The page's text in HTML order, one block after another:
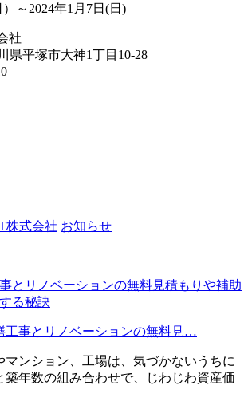
～2024年1月7日(日)
社
県平塚市大神1丁目10-28
株式会社 お知らせ
工事とリノベーションの無料見…
マンション、工場は、気づかないうちに
築年数の組み合わせで、じわじわ資産価